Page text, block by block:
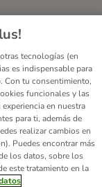
Aviso Legal
pago
tecnologías (en
es indispensable para
Con tu consentimiento,
funcionales y las
en nuestra
para ti, además de
realizar cambios en
Puedes encontrar más
los datos, sobre los
este tratamiento en la